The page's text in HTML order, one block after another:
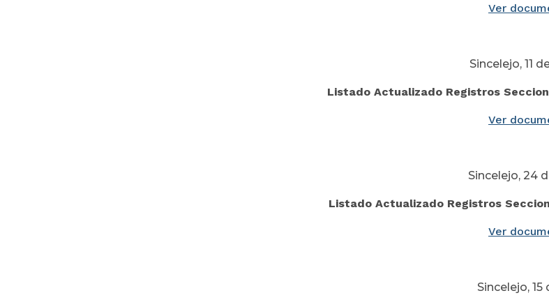
Ver
Sincelejo, 11
Listado Actualizado Registros
Ver
Sincelejo, 24
Listado Actualizado Registros
Ver
Sincelejo,